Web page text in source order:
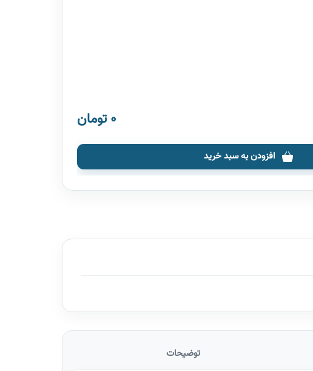
0 تومان
افزودن به سبد خرید
توضیحات